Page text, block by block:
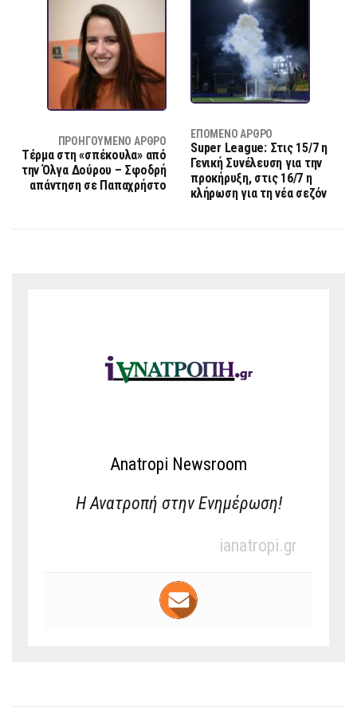
ΠΡΟΗΓΟΎΜΕΝΟ ΆΡΘΡΟ
Τέρμα στη «σπέκουλα» από
την Όλγα Δούρου – Σφοδρή
απάντηση σε Παπαχρήστο
ΕΠΌΜΕΝΟ ΆΡΘΡΟ
Super League: Στις 15/7 η
Γενική Συνέλευση για την
προκήρυξη, στις 16/7 η
κλήρωση για τη νέα σεζόν
Anatropi Newsroom
Η Ανατροπή στην Ενημέρωση!
ianatropi.gr